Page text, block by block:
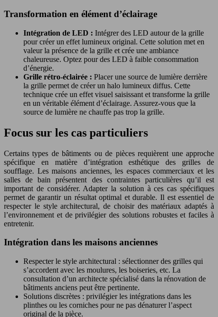
Transformation en élément d’éclairage
Intégration de LED : Intégrer des LED autour de la grille
pour créer un effet lumineux original. Cette solution met en
valeur la présence de la grille et crée une ambiance
chaleureuse. Optez pour des LED à faible consommation
d’énergie.
Grille rétro-éclairée : Placer une source de lumière derrière
la grille permet de créer un halo lumineux diffus. Cette
technique crée un effet visuel saisissant et transforme la grille
en un véritable élément d’éclairage. Assurez-vous que la
source de lumière ne chauffe pas trop la grille.
Focus sur les cas particuliers
Certains types de bâtiments ou de pièces requièrent une approche
spécifique en matière d’intégration esthétique des grilles de
soufflage. Les maisons anciennes, les espaces commerciaux et les
salles de bain présentent des contraintes particulières qu’il est
important de considérer. Adapter la solution à ces cas spécifiques
permet de garantir un résultat optimal et durable. Il est essentiel de
respecter le style architectural, de choisir des matériaux adaptés à
l’environnement et de privilégier des solutions robustes et faciles à
entretenir.
Intégration dans les maisons anciennes
Respecter le style architectural : sélectionner des grilles qui
s’accordent avec les moulures, les boiseries, etc. La
consultation d’un architecte spécialisé dans la rénovation de
bâtiments anciens peut être pertinente.
Solutions discrètes : privilégier les intégrations dans les
plinthes ou les corniches pour ne pas dénaturer l’aspect
original de la pièce.